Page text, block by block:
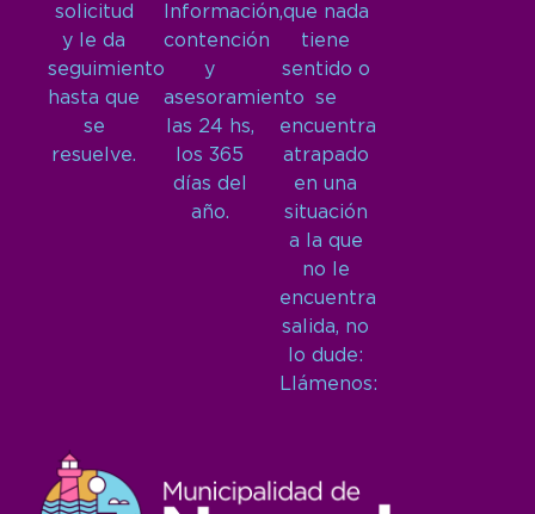
solicitud
y le da
seguimiento
hasta que
se
resuelve.
Información,
contención
y
asesoramiento
las 24 hs,
los 365
días del
año.
que nada
tiene
sentido o
se
encuentra
atrapado
en una
situación
a la que
no le
encuentra
salida, no
lo dude:
Llámenos: